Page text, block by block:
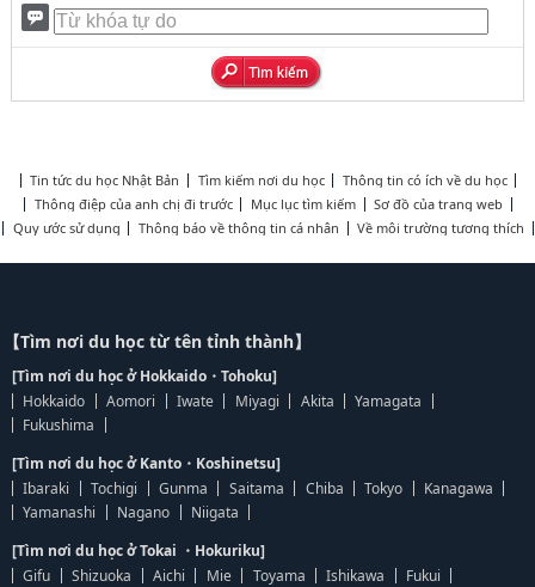
Tin tức du học Nhật Bản Tìm kiếm nơi du học
Thông tin có ích về du học
Thông điệp của anh chị đi trước
Mục lục tìm kiếm
Sơ đồ của trang web
Quy ước sử dụng
Thông báo về thông tin cá nhân Về môi trường tương thích
【Tìm nơi du học từ tên tỉnh thành】
[Tìm nơi du học ở Hokkaido・Tohoku]
Hokkaido
Aomori Iwate Miyagi Akita
Yamagata
Fukushima
[Tìm nơi du học ở Kanto・Koshinetsu]
Ibaraki
Tochigi Gunma Saitama Chiba Tokyo
Kanagawa
Yamanashi
Nagano
Niigata
[Tìm nơi du học ở Tokai ・Hokuriku]
Gifu
Shizuoka Aichi Mie Toyama Ishikawa
Fukui